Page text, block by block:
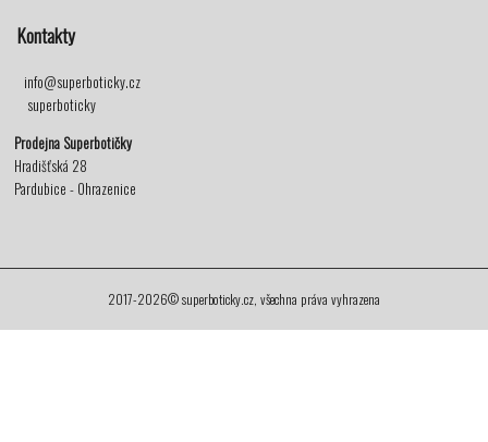
Kontakty
info@superboticky.cz
superboticky
Prodejna Superbotičky
Hradišťská 28
Pardubice - Ohrazenice
2017-2026© superboticky.cz, všechna práva vyhrazena